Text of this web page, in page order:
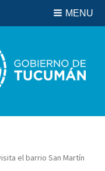
MENU
el barrio San Martín